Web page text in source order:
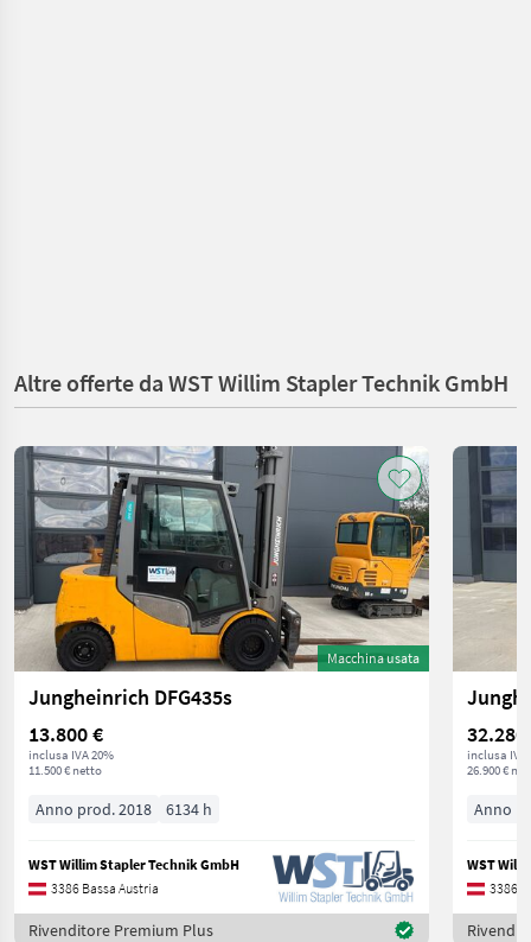
Altre offerte da WST Willim Stapler Technik GmbH
Macchina usata
Jungheinrich DFG435s
13.800 €
inclusa IVA 20%
11.500 € netto
Anno prod. 2018 6134 h
WST Willim Stapler Technik GmbH
3386 Bassa Austria
Rivenditore Premium Plus
32.280
inclusa IVA
26.900 €
Anno
WST
3386